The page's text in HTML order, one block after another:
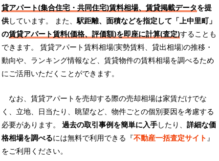
貸アパート(集合住宅・共同住宅)賃料相場、賃貸掲載データを提
供しています。 また、駅距離、面積などを指定して「上中里町」
の賃貸アパート賃料(価格、評価額)を即座に計算(査定)することも
できます。 賃貸アパート賃料相場(実勢賃料、貸出相場)の推移・
動向や、ランキング情報など、賃貸物件の賃料相場を調べるため
にご活用いただくことができます。
なお、賃貸アパートを売却する際の売却相場は家賃だけでな
く、立地、日当たり、眺望など、物件ごとの個別要因を考慮する
必要があります。 過去の取引事例を簡単に入手したり、 詳細な価
格相場を調べるには無料で利用できる『不動産一括査定サイト 』
をご利用ください。